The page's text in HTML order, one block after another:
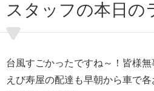
スタッフの本日の
台風すごかったですね～！皆様無
えび寿屋の配達も早朝から車で